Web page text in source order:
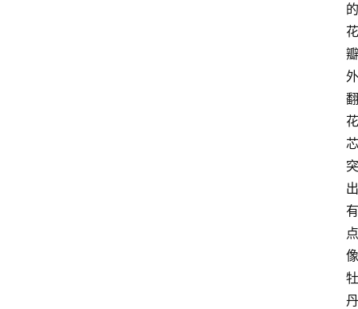
的
花
瓣
外
翻
花
芯
突
出
有
点
像
牡
丹